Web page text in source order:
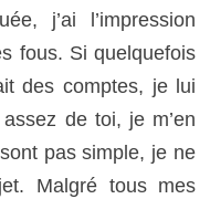
j’ai l’impression
fous. Si quelquefois
des comptes, je lui
de toi, je m’en
pas simple, je ne
Malgré tous mes